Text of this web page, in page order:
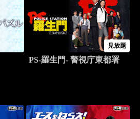
見放題
PS-羅生門- 警視庁東都署